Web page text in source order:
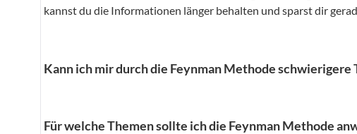
kannst du die Informationen länger behalten und sparst dir
Kann ich mir durch die Feynman Methode schwierigere
Für welche Themen sollte ich die Feynman Methode